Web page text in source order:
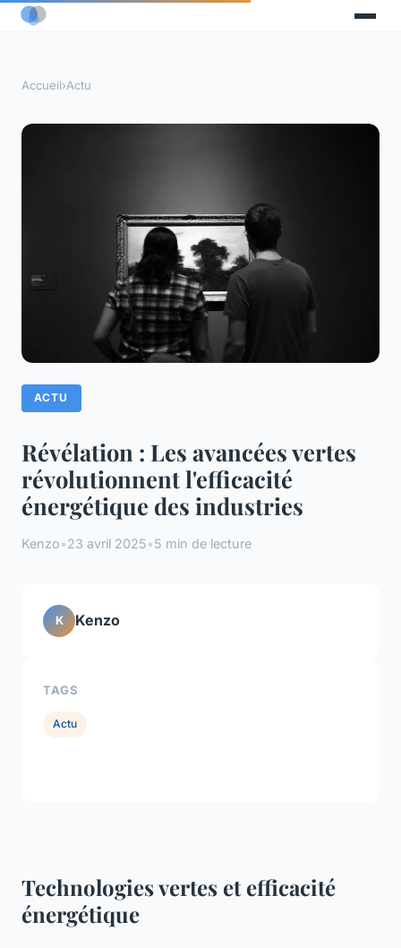
Accueil›Actu
ACTU
Révélation : Les avancées vertes
révolutionnent l'efficacité
énergétique des industries
Kenzo•23 avril 2025•5 min de lecture
Technologies vertes et efficacité
énergétique
K Kenzo
TAGS
Actu